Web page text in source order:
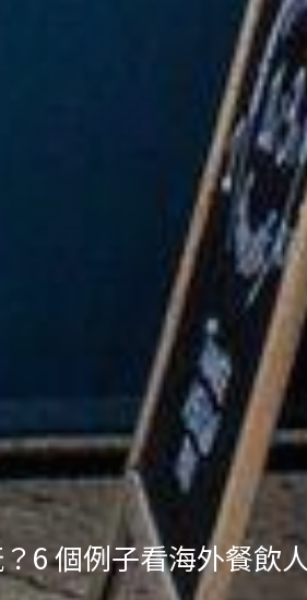
6 個例子看海外餐飲
仔店 ——透過設計、